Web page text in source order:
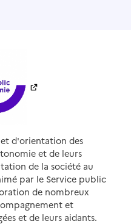
d'orientation des
et de leurs
de la société au
par le Service public
de nombreux
et
et de leurs aidants.